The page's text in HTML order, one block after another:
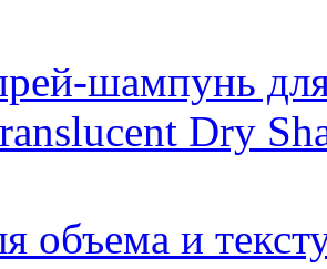
шампунь
Dry
объема и